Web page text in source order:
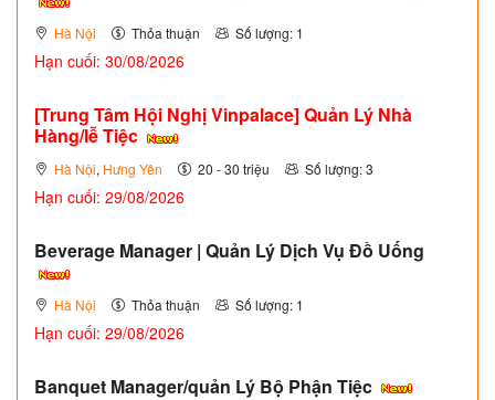
Hà Nội Thỏa thuận Số lượng: 1
Hạn cuối: 30/08/2026
[Trung Tâm Hội Nghị Vinpalace] Quản Lý Nhà
Hàng/lễ Tiệc
Hà Nội, Hưng Yên 20 - 30 triệu Số lượng: 3
Hạn cuối: 29/08/2026
Beverage Manager | Quản Lý Dịch Vụ Đồ Uống
Hà Nội Thỏa thuận Số lượng: 1
Hạn cuối: 29/08/2026
Banquet Manager/quản Lý Bộ Phận Tiệc